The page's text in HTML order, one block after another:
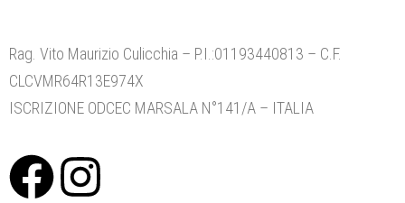
Rag. Vito Maurizio Culicchia – P.I.:01193440813 – C.F.
CLCVMR64R13E974X
ISCRIZIONE ODCEC MARSALA N°141/A – ITALIA